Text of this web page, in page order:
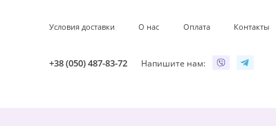
Условия доставки О нас Оплата Контакты
+38 (050) 487-83-72 Напишите нам: